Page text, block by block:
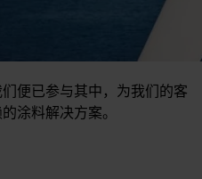
便已参与其中，为我们的客
涂料解决方案。